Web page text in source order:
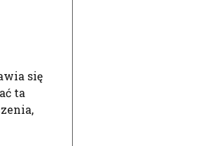
się
ta